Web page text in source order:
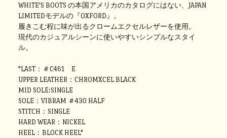
WHITE'S BOOTS の本国アメリカのカタログにはない、JAPAN
LIMITEDモデルの『OXFORD』。
履きこむ程に味が出るクロームエクセルレザーを使用。
現代のカジュアルシーンに使いやすいシンプルなスタイ
ル。
"LAST：＃C461 E
UPPER LEATHER：CHROMXCEL BLACK
MID SOLE:SINGLE
SOLE：VIBRAM ＃430 HALF
STITCH：SINGLE
HARD WEAR：NICKEL
HEEL：BLOCK HEEL"